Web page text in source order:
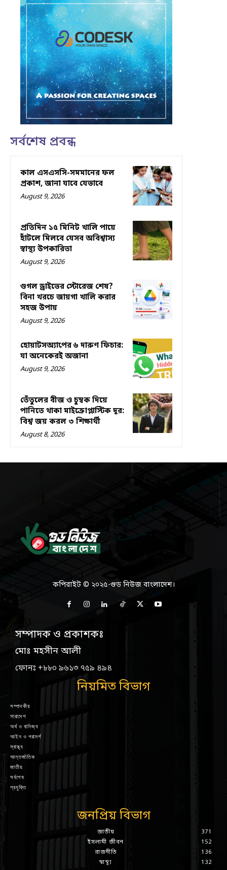
সর্বশেষ প্রবন্ধ
কাল এসএসসি-সমমানের ফল
প্রকাশ, জানা যাবে যেভাবে
August 9, 2026
প্রতিদিন ১৫ মিনিট খালি পায়ে
হাঁটলে মিলবে যেসব অবিশ্বাস্য
স্বাস্থ্য উপকারিতা
August 9, 2026
গুগল ড্রাইভের স্টোরেজ শেষ?
বিনা খরচে জায়গা খালি করার
সহজ উপায়
August 9, 2026
হোয়াটসঅ্যাপের ৬ দারুণ ফিচার:
যা অনেকেরই অজানা
August 9, 2026
তেঁতুলের বীজ ও চুম্বক দিয়ে
পানিতে থাকা মাইক্রোপ্লাস্টিক দূর:
বিশ্ব জয় করল ৩ শিক্ষার্থী
August 8, 2026
কপিরাইট © ২০২৫-গুড নিউজ বাংলাদেশ।
সম্পাদক ও প্রকাশকঃ
মোঃ মহসীন আলী
ফোনঃ +৮৮০ ৯৬১৩ ৭৫৯ ৪৯৪
নিয়মিত বিভাগ
সম্পাদকীয়
সারাদেশ
অর্থ ও বানিজ্য
আইন ও পরামর্শ
স্বাস্থ্য
আন্তর্জাতিক
জাতীয়
সর্বশেষ
প্রযুক্তি
জনপ্রিয় বিভাগ
জাতীয়
371
ইসলামী জীবন
152
রাজনীতি
136
স্বাস্থ্য
132